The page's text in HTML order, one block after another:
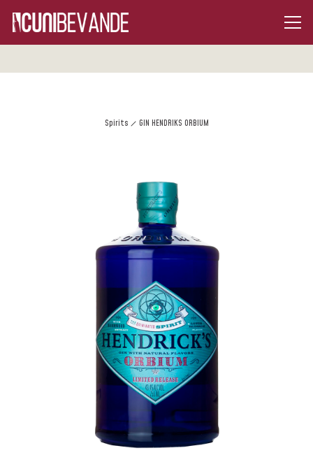
Spirits GIN HENDRIKS ORBIUM